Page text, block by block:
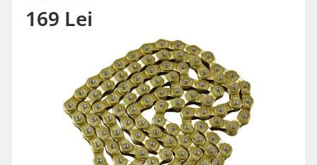
169 Lei